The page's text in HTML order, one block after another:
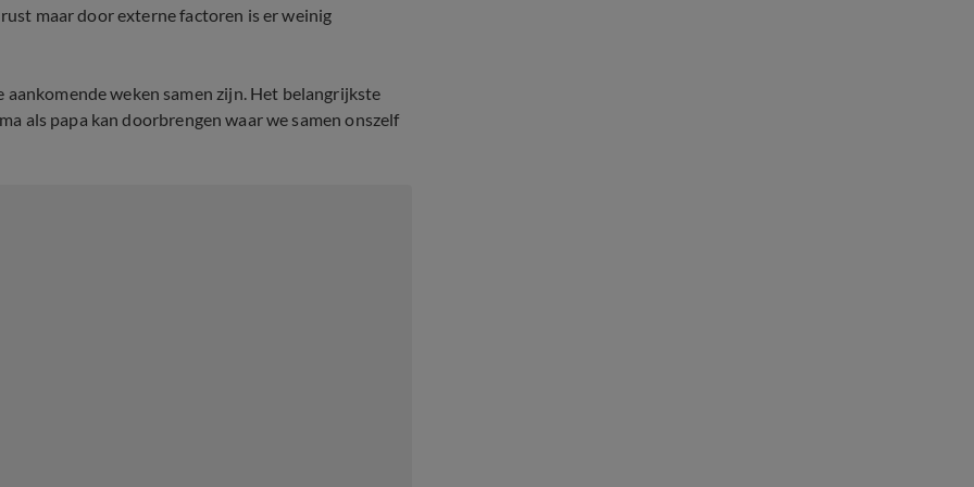
maar door externe factoren is er weinig
weken samen zijn. Het belangrijkste
als papa kan doorbrengen waar we samen onszelf